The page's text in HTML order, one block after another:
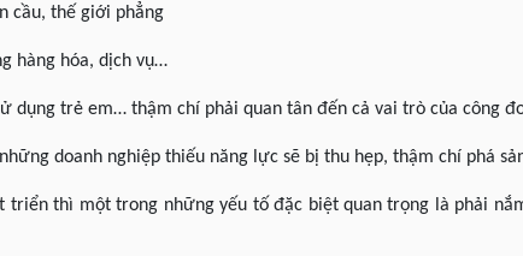
cầu, thế giới phẳng
hàng hóa, dịch vụ…
dụng trẻ em… thậm chí phải quan tân đến cả vai trò của công
doanh nghiệp thiếu năng lực sẽ bị thu hẹp, thậm chí phá
triển thì một trong những yếu tố đặc biệt quan trọng là phải